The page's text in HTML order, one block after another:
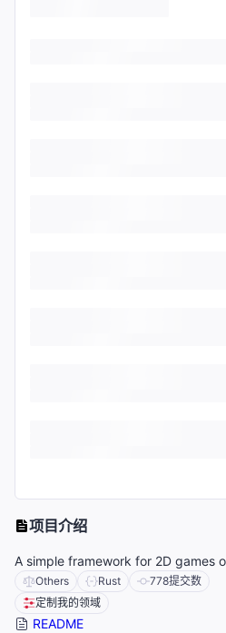
项目介绍
A simple framework for 2D games
Others Rust 778提交数
定制我的领域
README